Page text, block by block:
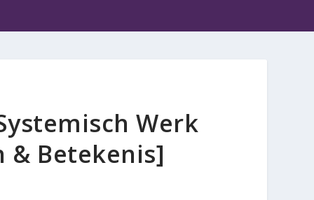
Werk
& Betekenis]